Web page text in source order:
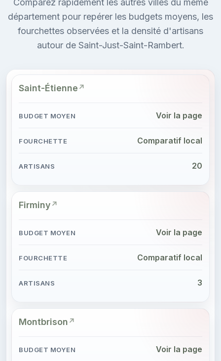
département pour repérer les budgets moyens, les
fourchettes observées et la densité d'artisans
autour de Saint-Just-Saint-Rambert.
Saint-Étienne
Voir la page
Comparatif local
20
Firminy
Voir la page
Comparatif local
3
Montbrison
Voir la page